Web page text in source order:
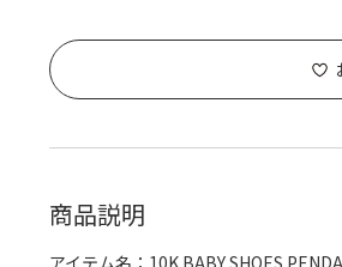
商品説明
アイテム名：10K BABY SHOES